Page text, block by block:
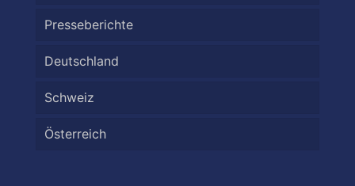
Presseberichte
Deutschland
Schweiz
Österreich